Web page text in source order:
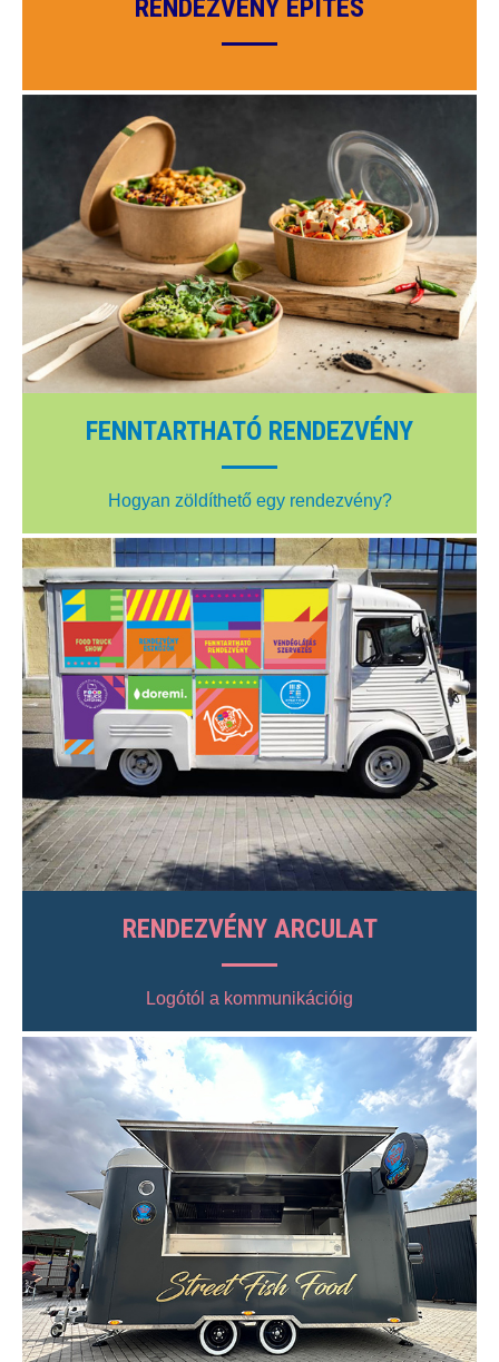
RENDEZVÉNY ÉPÍTÉS
FENNTARTHATÓ RENDEZVÉNY
Hogyan zöldíthető egy rendezvény?
RENDEZVÉNY ARCULAT
Logótól a kommunikációig